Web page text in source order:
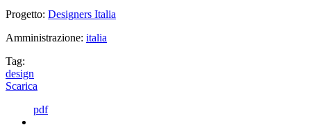
Progetto: Designers Italia
Amministrazione: italia
Tag:
design
Scarica
pdf